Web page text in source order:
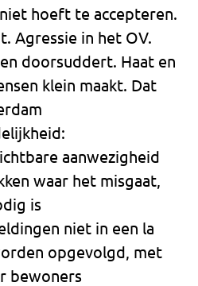
hoeft te accepteren.
Agressie in het OV.
doorsuddert. Haat en
klein maakt. Dat
aanwezigheid
waar het misgaat,
is
niet in een la
opgevolgd, met
bewoners